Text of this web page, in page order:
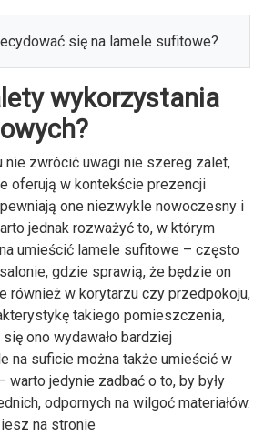
wykorzystania
nie zwrócić uwagi nie szereg zalet,
oferują w kontekście prezencji
one niezwykle nowoczesny i
jednak rozważyć to, w którym
umieścić lamele sufitowe – często
gdzie sprawią, że będzie on
również w korytarzu czy przedpokoju,
takiego pomieszczenia,
ono wydawało bardziej
na suficie można także umieścić w
warto jedynie zadbać o to, by były
odpornych na wilgoć materiałów.
na stronie